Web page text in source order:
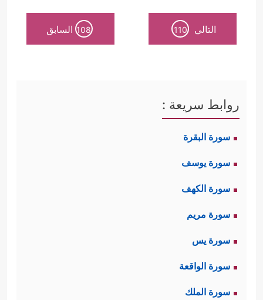
التالي 110
108 السابق
روابط سريعة :
سورة البقرة
سورة يوسف
سورة الكهف
سورة مريم
سورة يس
سورة الواقعة
سورة الملك